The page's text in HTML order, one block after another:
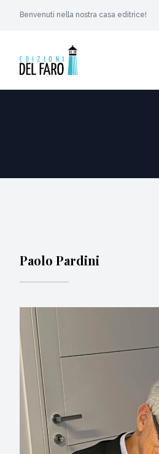
Benvenuti nella nostra casa editrice!
Paolo Pardini